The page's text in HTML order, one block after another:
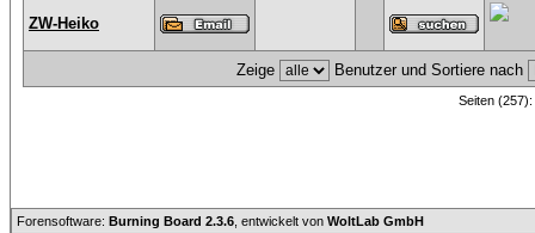
ZW-Heiko
Zeige Benutzer und Sortiere nach
Seiten (257):
Forensoftware: Burning Board 2.3.6 , entwickelt von WoltLab GmbH